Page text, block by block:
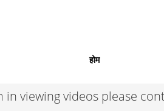
होम
in viewing videos please